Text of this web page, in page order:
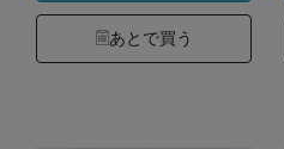
あとで買う